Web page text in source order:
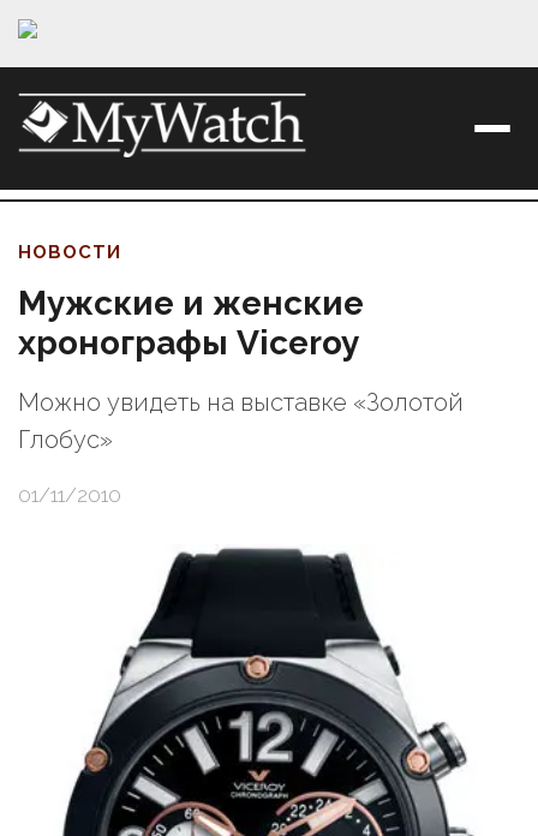
НОВОСТИ
Мужские и женские
хронографы Viceroy
Можно увидеть на выставке «Золотой
Глобус»
01/11/2010